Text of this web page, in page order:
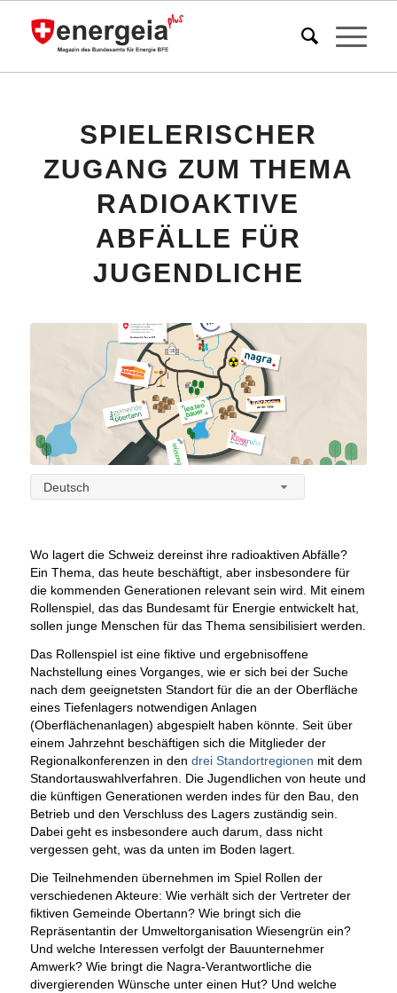
SPIELERISCHER
ZUGANG ZUM THEMA
RADIOAKTIVE
ABFÄLLE FÜR
JUGENDLICHE
Deutsch
Wo lagert die Schweiz dereinst ihre radioaktiven Abfälle?
Ein Thema, das heute beschäftigt, aber insbesondere für
die kommenden Generationen relevant sein wird. Mit einem
Rollenspiel, das das Bundesamt für Energie entwickelt hat,
sollen junge Menschen für das Thema sensibilisiert werden.
Das Rollenspiel ist eine fiktive und ergebnisoffene
Nachstellung eines Vorganges, wie er sich bei der Suche
nach dem geeignetsten Standort für die an der Oberfläche
eines Tiefenlagers notwendigen Anlagen
(Oberflächenanlagen) abgespielt haben könnte. Seit über
einem Jahrzehnt beschäftigen sich die Mitglieder der
Regionalkonferenzen in den drei Standortregionen mit dem
Standortauswahlverfahren. Die Jugendlichen von heute und
die künftigen Generationen werden indes für den Bau, den
Betrieb und den Verschluss des Lagers zuständig sein.
Dabei geht es insbesondere auch darum, dass nicht
vergessen geht, was da unten im Boden lagert.
Die Teilnehmenden übernehmen im Spiel Rollen der
verschiedenen Akteure: Wie verhält sich der Vertreter der
fiktiven Gemeinde Obertann? Wie bringt sich die
Repräsentantin der Umweltorganisation Wiesengrün ein?
Und welche Interessen verfolgt der Bauunternehmer
Amwerk? Wie bringt die Nagra-Verantwortliche die
divergierenden Wünsche unter einen Hut? Und welche